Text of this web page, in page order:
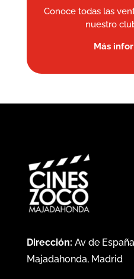
Conoce todas las
nuestro
Más
Dirección: Av de
Majadahonda, Madrid